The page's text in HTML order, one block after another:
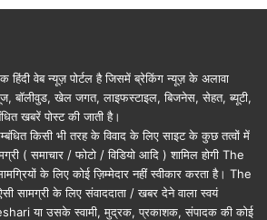
हिंदी वेब न्यूज़ पोर्टल है जिसमें ब्रेकिंग न्यूज़ के अलावा
बॉलीवुड, खेल जगत, लाइफस्टाइल, बिजनेस, सेहत, ब्यूटी,
खबरें पोस्ट की जाती है।
किसी भी तरह के विवाद के लिए साइट के कुछ तत्वों में
( समाचार / फोटो / विडियो आदि ) शामिल होगी The
के लिए कोई ज़िम्मेदार नहीं स्वीकार करता है। The
सामग्री के लिए संवाददाता / खबर देने वाला स्वयं
या उसके स्वामी, मुद्रक, प्रकाशक, संपादक की कोई